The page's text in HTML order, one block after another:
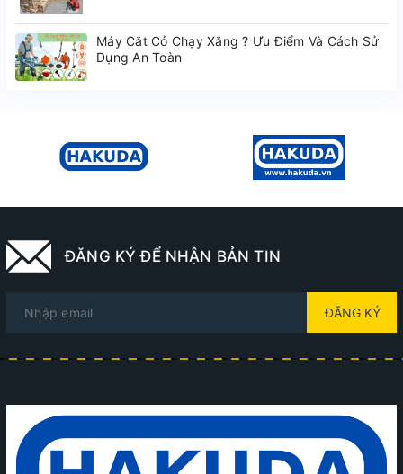
Máy Cắt Cỏ Chạy Xăng ? Ưu Điểm Và Cách Sử
Dụng An Toàn
ĐĂNG KÝ ĐỂ NHẬN BẢN TIN
ĐĂNG KÝ